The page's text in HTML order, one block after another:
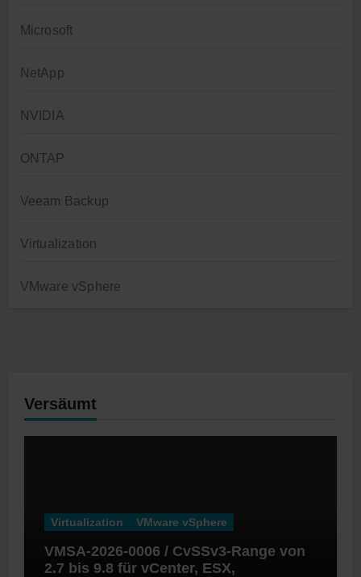
Microsoft
NetApp
NVIDIA
ONTAP
Veeam Backup
Virtualization
VMware vSphere
Versäumt
Virtualization VMware vSphere
VMSA-2026-0006 / CvSSv3-Range von
2.7 bis 9.8 für vCenter, ESX,